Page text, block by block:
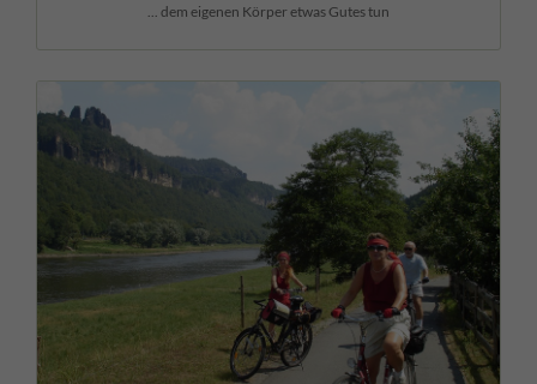
... dem eigenen Körper etwas Gutes tun